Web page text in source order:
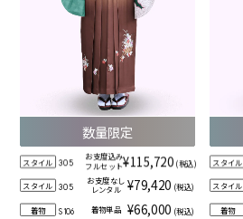
数量限定
スタイル 305
お支度込み
フルセット¥115,720 (税込)
スタイル 305
お支度なし
レンタル
¥79,420 (税込)
着物 S106 着物単品 ¥66,000 (税込)
スタイル
スタイル
着物